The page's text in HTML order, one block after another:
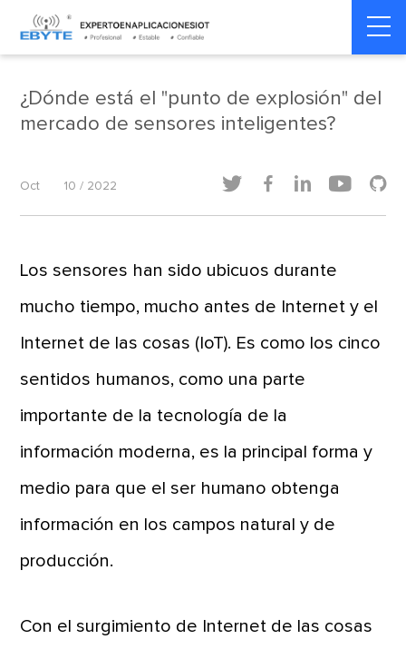
Home > Seguridad inteligente
¿Dónde está el "punto de explosión" del
mercado de sensores inteligentes?
Oct 10 / 2022     
Los sensores han sido ubicuos durante
mucho tiempo, mucho antes de Internet y el
Internet de las cosas (IoT). Es como los cinco
sentidos humanos, como una parte
importante de la tecnología de la
información moderna, es la principal forma y
medio para que el ser humano obtenga
información en los campos natural y de
producción.
Con el surgimiento de Internet de las cosas